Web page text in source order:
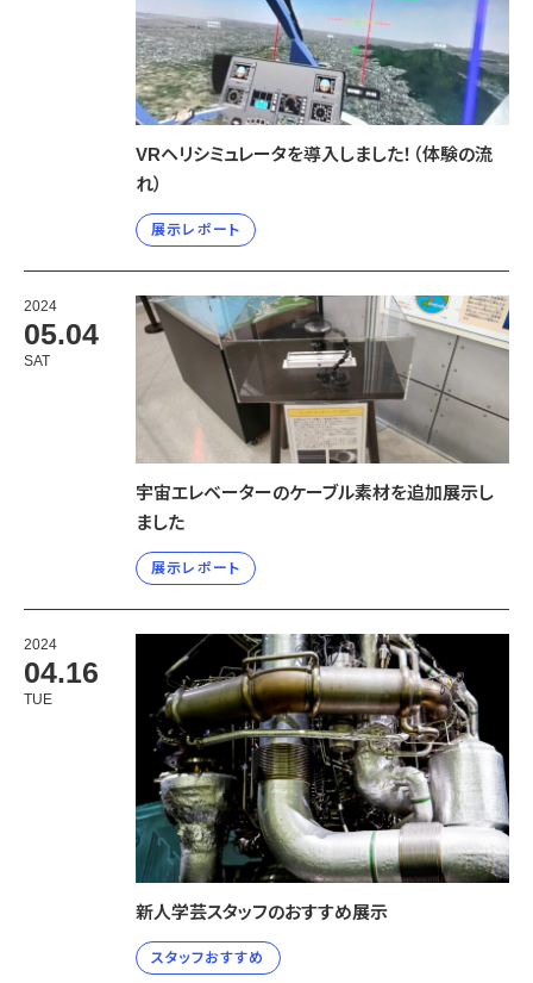
VRヘリシミュレータを導入しました！（体験の流
れ）
展示レポート
2024
05.04
SAT
宇宙エレベーターのケーブル素材を追加展示し
ました
展示レポート
2024
04.16
TUE
新人学芸スタッフのおすすめ展示
スタッフおすすめ